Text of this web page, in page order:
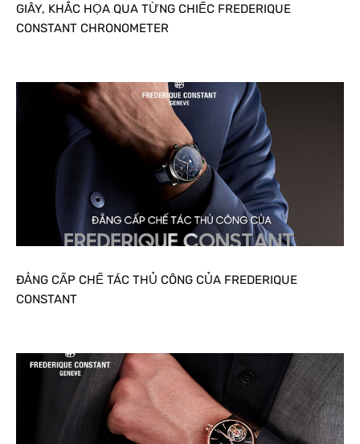
GIÂY, KHẮC HỌA QUA TỪNG CHIẾC FREDERIQUE
CONSTANT CHRONOMETER
ĐẲNG CẤP CHẾ TÁC THỦ CÔNG CỦA FREDERIQUE
CONSTANT